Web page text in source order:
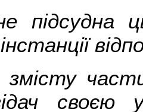
підсудна
інстанції
змісту
своєю